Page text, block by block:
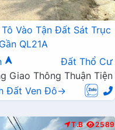
Vào Tận Đất Sát Trục
QL21A
Đất Thổ Cư
Giao Thông Thuận Tiện
Đất Ven Đô→
T.B 2589